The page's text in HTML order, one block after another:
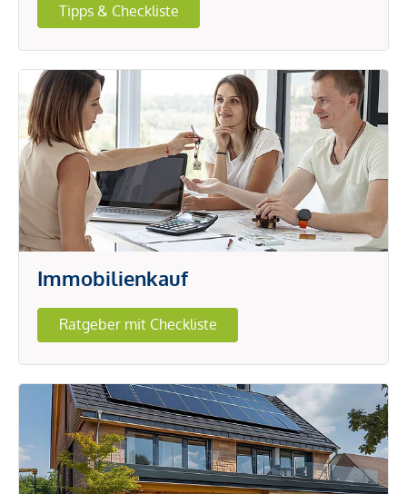
Tipps & Checkliste
Immobilienkauf
Ratgeber mit Checkliste